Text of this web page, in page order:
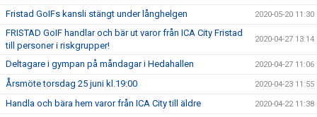
Fristad GoIFs kansli stängt under långhelgen 2020-05-20 11:30
FRISTAD GoIF handlar och bär ut varor från ICA City Fristad
till personer i riskgrupper!
2020-04-27 13:14
Deltagare i gympan på måndagar i Hedahallen 2020-04-27 11:06
Årsmöte torsdag 25 juni kl.19:00 2020-04-23 11:55
Handla och bära hem varor från ICA City till äldre 2020-04-22 11:38